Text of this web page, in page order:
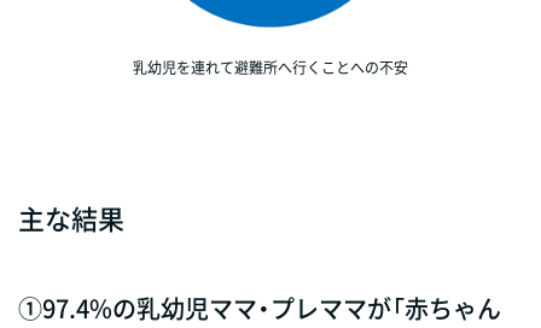
乳幼児を連れて避難所へ行くことへの不安
主な結果
①97.4%の乳幼児ママ・プレママが「赤ちゃん